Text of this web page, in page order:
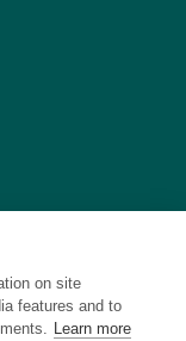
on site
features and to
Learn more